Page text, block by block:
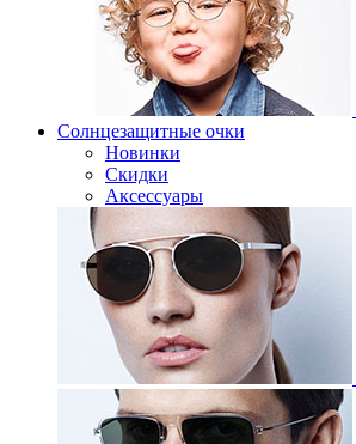
Солнцезащитные очки
Новинки
Скидки
Аксессуары